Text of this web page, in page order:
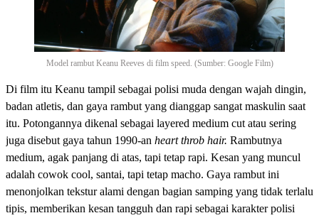
Model rambut Keanu Reeves di film speed. (Sumber: Google Film)
Di film itu Keanu tampil sebagai polisi muda dengan wajah dingin,
badan atletis, dan gaya rambut yang dianggap sangat maskulin saat
itu. Potongannya dikenal sebagai layered medium cut atau sering
juga disebut gaya tahun 1990-an heart throb hair. Rambutnya
medium, agak panjang di atas, tapi tetap rapi. Kesan yang muncul
adalah cowok cool, santai, tapi tetap macho. Gaya rambut ini
menonjolkan tekstur alami dengan bagian samping yang tidak terlalu
tipis, memberikan kesan tangguh dan rapi sebagai karakter polisi